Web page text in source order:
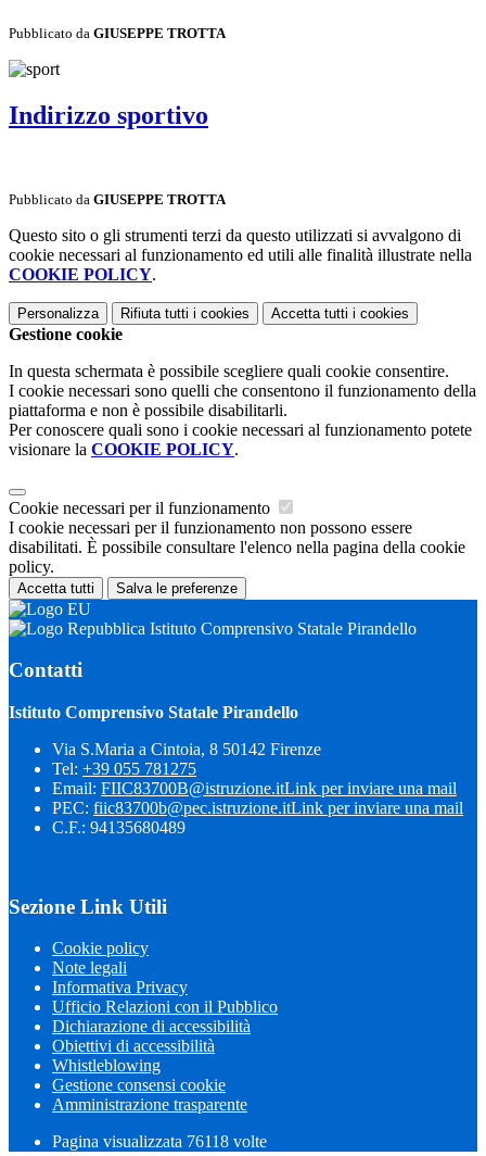
Pubblicato da GIUSEPPE TROTTA
Indirizzo sportivo
Pubblicato da GIUSEPPE TROTTA
Questo sito o gli strumenti terzi da questo utilizzati si avvalgono di
cookie necessari al funzionamento ed utili alle finalità illustrate nella
COOKIE POLICY.
Personalizza Rifiuta tutti i cookies Accetta tutti i cookies
Gestione cookie
In questa schermata è possibile scegliere quali cookie consentire.
I cookie necessari sono quelli che consentono il funzionamento della
piattaforma e non è possibile disabilitarli.
Per conoscere quali sono i cookie necessari al funzionamento potete
visionare la COOKIE POLICY.
Cookie necessari per il funzionamento
I cookie necessari per il funzionamento non possono essere
disabilitati. È possibile consultare l'elenco nella pagina della cookie
policy.
Accetta tutti Salva le preferenze
Istituto Comprensivo Statale Pirandello
Contatti
Istituto Comprensivo Statale Pirandello
Via S.Maria a Cintoia, 8 50142 Firenze
Tel: +39 055 781275
Email: FIIC83700B@istruzione.itLink per inviare una mail
PEC: fiic83700b@pec.istruzione.itLink per inviare una mail
C.F.: 94135680489
Sezione Link Utili
Cookie policy
Note legali
Informativa Privacy
Ufficio Relazioni con il Pubblico
Dichiarazione di accessibilità
Obiettivi di accessibilità
Whistleblowing
Gestione consensi cookie
Amministrazione trasparente
Pagina visualizzata 76118 volte